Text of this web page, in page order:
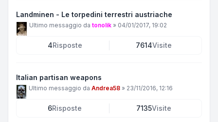
Landminen - Le torpedini terrestri austriache
Ultimo messaggio da tonolik » 04/01/2017, 19:02
4Risposte 7614Visite
Italian partisan weapons
Ultimo messaggio da Andrea58 » 23/11/2016, 12:16
6Risposte 7135Visite